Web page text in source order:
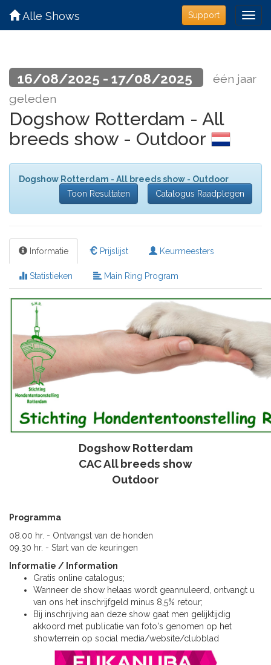
Support
Alle Shows
16/08/2025 - 17/08/2025
één jaar
geleden
Dogshow Rotterdam - All
breeds show - Outdoor
Dogshow Rotterdam - All breeds show - Outdoor
Toon Resultaten
Catalogus Raadplegen
Informatie Prijslijst Keurmeesters
Statistieken Main Ring Program
Dogshow Rotterdam
CAC All breeds show
Outdoor
Programma
08.00 hr. - Ontvangst van de honden
09.30 hr. - Start van de keuringen
Informatie / Information
Gratis online catalogus;
Wanneer de show helaas wordt geannuleerd, ontvangt u
van ons het inschrijfgeld minus 8,5% retour;
Bij inschrijving aan deze show gaat men gelijktijdig
akkoord met publicatie van foto's genomen op het
showterrein op social media/website/clubblad